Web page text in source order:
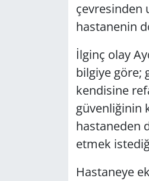
çevresinden
hastanenin
İlginç olay
bilgiye göre;
kendisine
güvenliğinin
hastaneden
etmek
Hastaneye